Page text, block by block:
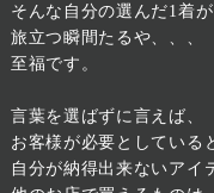
そんな自分の選んだ1着
旅立つ瞬間たるや、、、
至福です。
言葉を選ばずに言えば、
お客様が必要としている
自分が納得出来ないアイ